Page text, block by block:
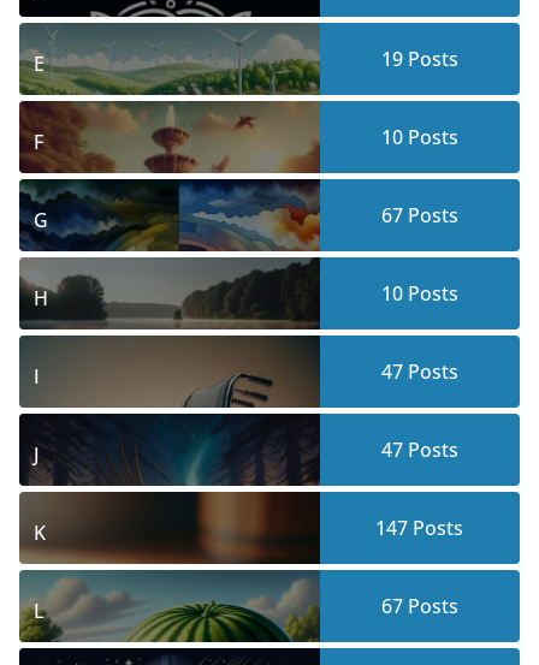
E 19Posts
F 10Posts
G 67Posts
H 10Posts
I 47Posts
J 47Posts
K 147 Posts
L 67Posts